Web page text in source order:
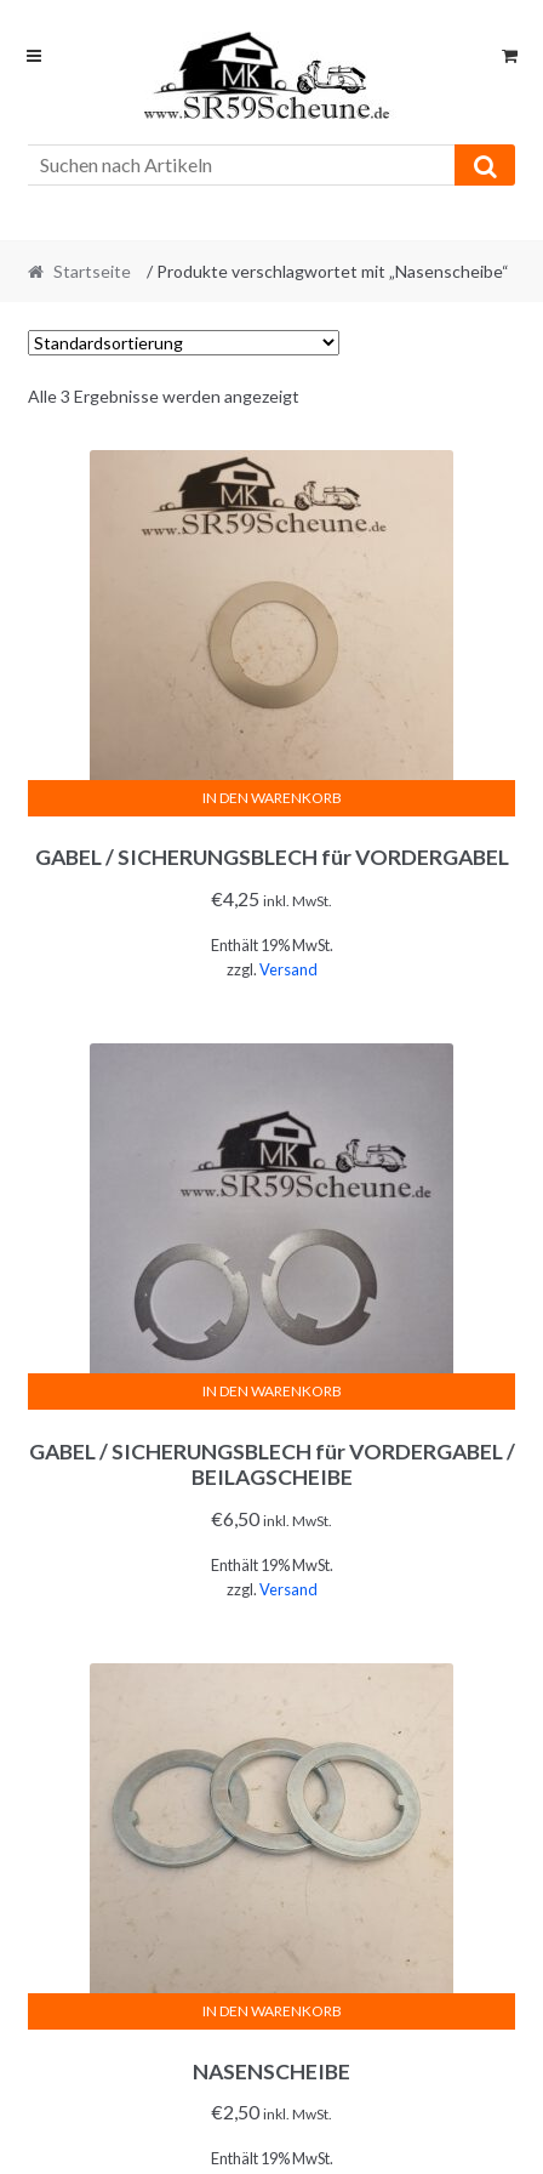
Skip
Skip
Startseite / Produkte verschlagwortet mit „Nasenscheibe“
Alle 3 Ergebnisse werden angezeigt
GABEL / SICHERUNGSBLECH für VORDERGABEL
€4,25 inkl. MwSt.
Enthält 19% MwSt.
zzgl.Versand
IN DEN WARENKORB
GABEL / SICHERUNGSBLECH für VORDERGABEL /
BEILAGSCHEIBE
€6,50 inkl. MwSt.
Enthält 19% MwSt.
zzgl.Versand
IN DEN WARENKORB
NASENSCHEIBE
€2,50 inkl. MwSt.
Enthält 19% MwSt.
IN DEN WARENKORB